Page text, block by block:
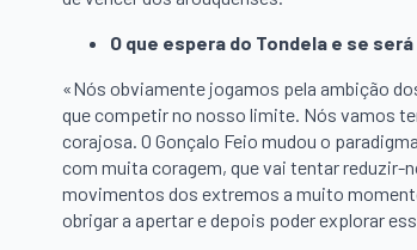
O que espera do Tondela e se
«Nós obviamente jogamos pela ambição
que competir no nosso limite. Nós vamos
corajosa. O Gonçalo Feio mudou o
com muita coragem, que vai tentar reduzir-
movimentos dos extremos a muito
obrigar a apertar e depois poder explorar